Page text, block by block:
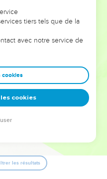
les doutes, les erreurs
alors même que ce
façonnés.
et responsables
afin que leurs erreurs
guidiez un ministère, une
leur expérience est faite
les résultats
tiers tels que de la
avec notre service de
cookies
cookies